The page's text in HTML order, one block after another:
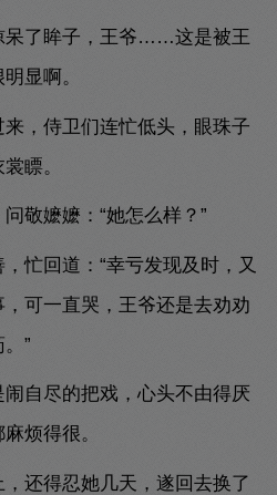
呆了眸子，王爷……这是被王
显啊。
，侍卫们连忙低头，眼珠子
瞟。
敬嬷嬷：“她怎么样？”
忙回道：“幸亏发现及时，又
可一直哭，王爷还是去劝劝
”
自尽的把戏，心头不由得厌
烦得很。
还得忍她几天，遂回去换了